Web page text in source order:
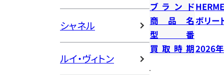
シャネル
ルイ・ヴィトン
ブランド
商品名ボリー
型番
買取時期2026